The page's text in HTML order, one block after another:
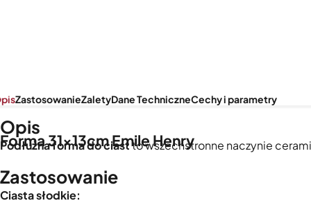
Forma 31×13cm Emile Henry
ZastosowanieZaletyDane TechniczneCechy i parametry
Opis
Podłużna forma do ciastto wszechstronne naczynie
Zastosowanie
Ciasta słodkie: